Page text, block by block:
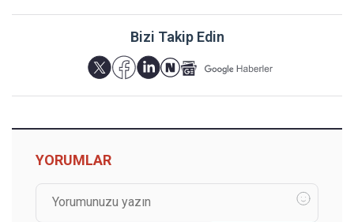
Bizi Takip Edin
YORUMLAR